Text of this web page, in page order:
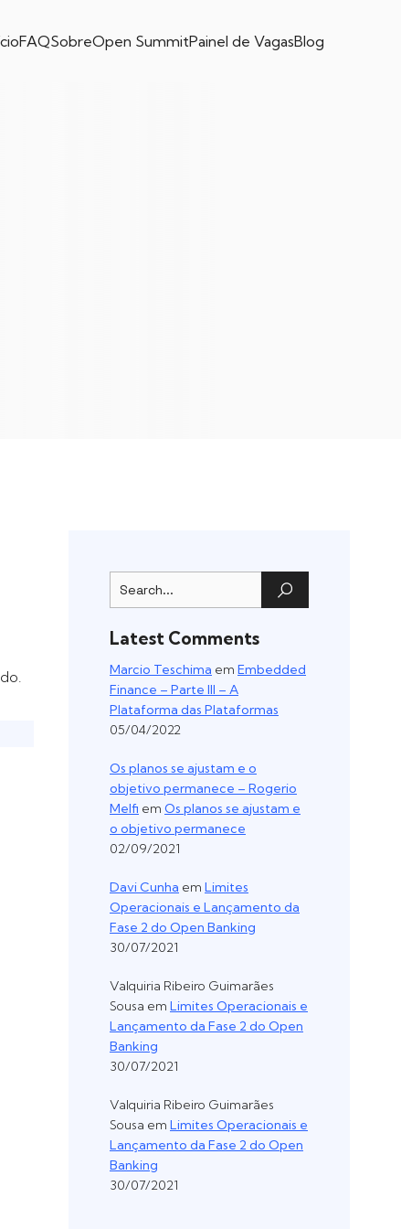
FAQSobreOpen SummitPainel de VagasBlog
Latest Comments
Marcio Teschima em Embedded
Finance – Parte III – A
Plataforma das Plataformas
05/04/2022
Os planos se ajustam e o
objetivo permanece – Rogerio
Melfi em Os planos se ajustam e
o objetivo permanece
02/09/2021
Davi Cunha em Limites
Operacionais e Lançamento da
Fase 2 do Open Banking
30/07/2021
Valquiria Ribeiro Guimarães
Sousa em Limites Operacionais e
Lançamento da Fase 2 do Open
Banking
30/07/2021
Valquiria Ribeiro Guimarães
Sousa em Limites Operacionais e
Lançamento da Fase 2 do Open
Banking
30/07/2021